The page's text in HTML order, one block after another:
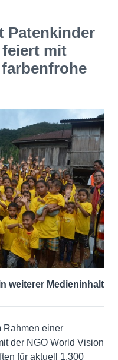
Patenkinder
mit
weiterer Medieninhalt
Rahmen einer
der NGO World Vision
für aktuell 1.300